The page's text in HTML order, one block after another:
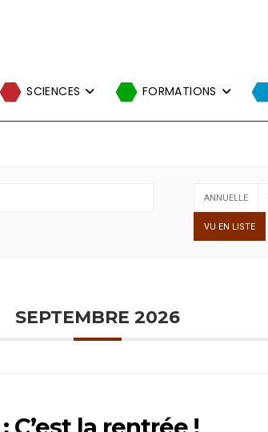
SCIENCES FORMATIONS
ANNUELLE
VU EN LISTE
SEPTEMBRE 2026